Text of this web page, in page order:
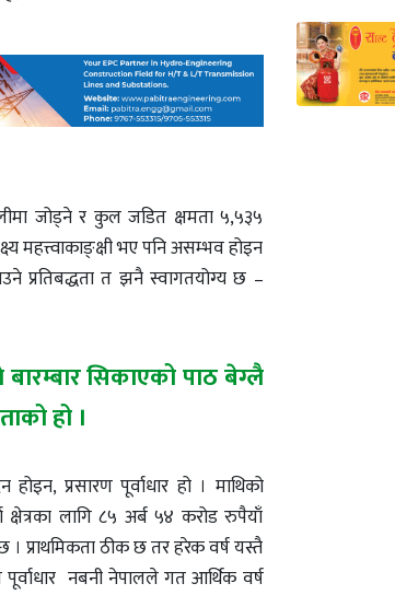
जोड्ने र कुल जडित क्षमता ५,५३५
महत्त्वाकाङ्‌क्षी भए पनि असम्भव होइन
प्रतिबद्धता त झनै स्वागतयोग्य छ –
सिकाएको पाठ बेग्लै
हो ।
प्रसारण पूर्वाधार हो । माथिको
लागि ८५ अर्ब ५४ करोड रुपैयाँ
प्राथमिकता ठीक छ तर हरेक वर्ष यस्तै
पूर्वाधार नबनी नेपालले गत आर्थिक वर्ष